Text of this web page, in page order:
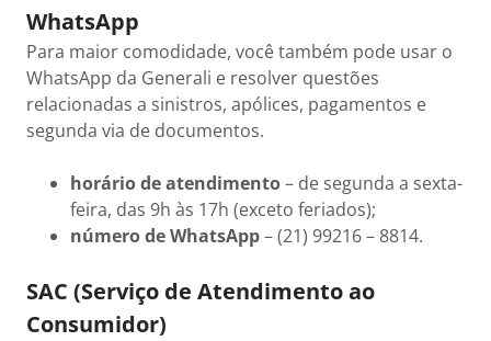
WhatsApp
Para maior comodidade, você também pode usar o
WhatsApp da Generali e resolver questões
relacionadas a sinistros, apólices, pagamentos e
segunda via de documentos.
horário de atendimento– de segunda a sexta-
feira, das 9h às 17h (exceto feriados);
número de WhatsApp– (21) 99216 – 8814.
SAC (Serviço de Atendimento ao
Consumidor)